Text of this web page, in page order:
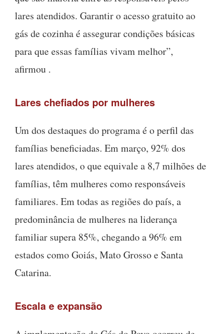
lares atendidos. Garantir o acesso gratuito ao
gás de cozinha é assegurar condições básicas
para que essas famílias vivam melhor”,
afirmou .
Lares chefiados por mulheres
Um dos destaques do programa é o perfil das
famílias beneficiadas. Em março, 92% dos
lares atendidos, o que equivale a 8,7 milhões de
famílias, têm mulheres como responsáveis
familiares. Em todas as regiões do país, a
predominância de mulheres na liderança
familiar supera 85%, chegando a 96% em
estados como Goiás, Mato Grosso e Santa
Catarina.
Escala e expansão